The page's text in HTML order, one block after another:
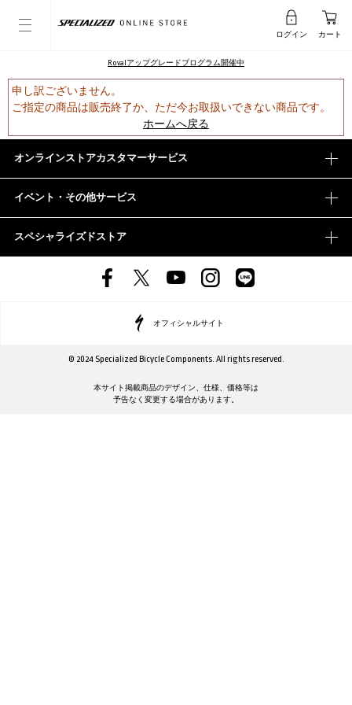
ログイン カート
Rovalアップグレードプログラム開催中
申し訳ございません。
ご指定の商品は販売終了か、ただ今お取扱いできない商品です。
ホームへ戻る
オンラインストアカスタマーサービス
イベント・その他サービス
スペシャライズドストア
オフィシャルサイト
© 2024 Specialized Bicycle Components. All rights reserved.
本サイト掲載商品のデザイン、仕様、価格等は
予告なく変更する場合があります。